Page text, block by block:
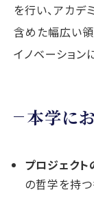
を行い、アカデ
含めた幅広い領
イノベーション
本学に
プロジェクト
の哲学を持